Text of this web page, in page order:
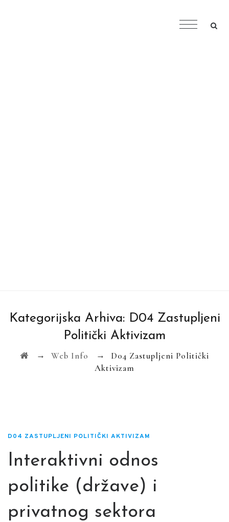
Kategorijska Arhiva: D04 Zastupljeni
Politički Aktivizam
→ Web Info → D04 Zastupljeni Politički
Aktivizam
D04 ZASTUPLJENI POLITIČKI AKTIVIZAM
Interaktivni odnos
politike (države) i
privatnog sektora